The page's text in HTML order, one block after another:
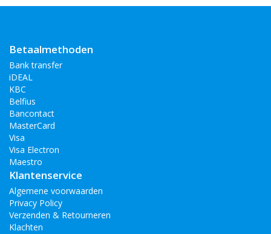
Betaalmethoden
Bank transfer
iDEAL
KBC
Belfius
Bancontact
MasterCard
Visa
Visa Electron
Maestro
Klantenservice
Algemene voorwaarden
Privacy Policy
Verzenden & Retourneren
Klachten